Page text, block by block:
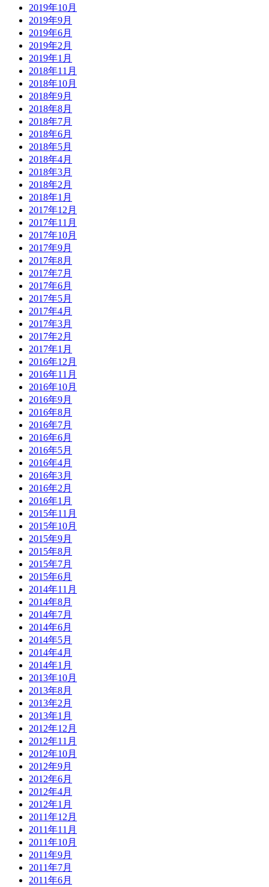
2019年10月
2019年9月
2019年6月
2019年2月
2019年1月
2018年11月
2018年10月
2018年9月
2018年8月
2018年7月
2018年6月
2018年5月
2018年4月
2018年3月
2018年2月
2018年1月
2017年12月
2017年11月
2017年10月
2017年9月
2017年8月
2017年7月
2017年6月
2017年5月
2017年4月
2017年3月
2017年2月
2017年1月
2016年12月
2016年11月
2016年10月
2016年9月
2016年8月
2016年7月
2016年6月
2016年5月
2016年4月
2016年3月
2016年2月
2016年1月
2015年11月
2015年10月
2015年9月
2015年8月
2015年7月
2015年6月
2014年11月
2014年8月
2014年7月
2014年6月
2014年5月
2014年4月
2014年1月
2013年10月
2013年8月
2013年2月
2013年1月
2012年12月
2012年11月
2012年10月
2012年9月
2012年6月
2012年4月
2012年1月
2011年12月
2011年11月
2011年10月
2011年9月
2011年7月
2011年6月